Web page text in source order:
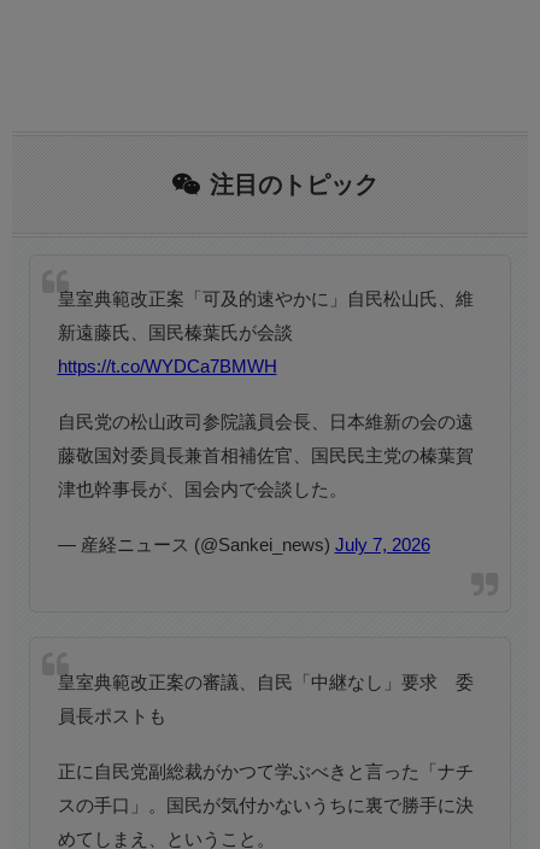
注目のトピック
皇室典範改正案「可及的速やかに」自民松山氏、維
新遠藤氏、国民榛葉氏が会談
https://t.co/WYDCa7BMWH
自民党の松山政司参院議員会長、日本維新の会の遠
藤敬国対委員長兼首相補佐官、国民民主党の榛葉賀
津也幹事長が、国会内で会談した。
— 産経ニュース (@Sankei_news) July 7, 2026
皇室典範改正案の審議、自民「中継なし」要求 委
員長ポストも
正に自民党副総裁がかつて学ぶべきと言った「ナチ
スの手口」。国民が気付かないうちに裏で勝手に決
めてしまえ、ということ。